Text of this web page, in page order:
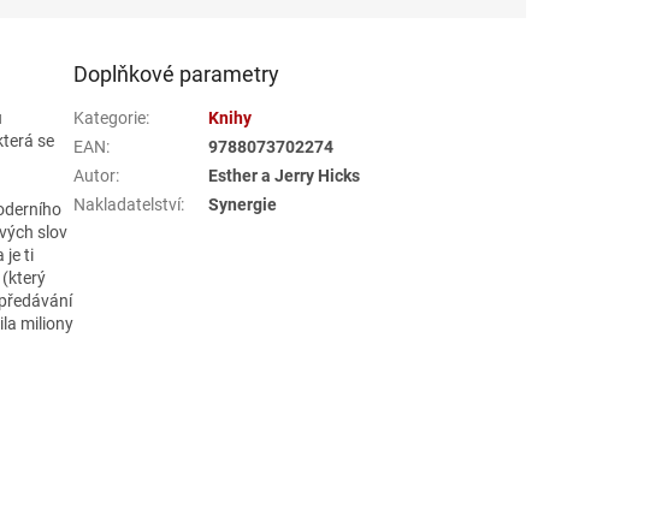
se
slov
je ti
(který
miliony
Doplňkové parametry
Kategorie:
Knihy
EAN:
9788073702274
Autor:
Esther a Jerry Hicks
Nakladatelství: Synergie